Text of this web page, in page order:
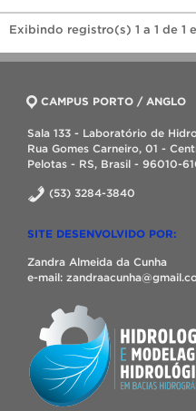
Exibindo registro(s) 1 a 1 de 1
CAMPUS PORTO / ANGLO
Sala 133 - Laboratório de
Rua Gomes Carneiro, 01 -
Pelotas - RS, Brasil - 96010-
(53) 3284-3840
SITE DESENVOLVIDO POR:
Zandra Almeida da Cunha
e-mail: